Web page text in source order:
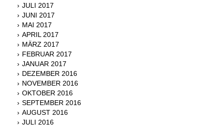
JULI 2017
JUNI 2017
MAI 2017
APRIL 2017
MÄRZ 2017
FEBRUAR 2017
JANUAR 2017
DEZEMBER 2016
NOVEMBER 2016
OKTOBER 2016
SEPTEMBER 2016
AUGUST 2016
JULI 2016